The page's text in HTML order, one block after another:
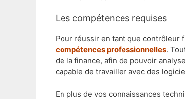
Les compétences requises
Pour réussir en tant que contrôleur
compétences professionnelles.
de la finance, afin de pouvoir
capable de travailler avec des
En plus de vos connaissances